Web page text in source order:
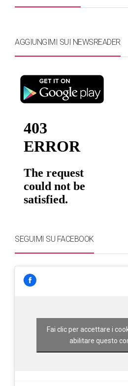
AGGIUNGIMI SUI NEWSREADER
SEGUIMI SU FACEBOOK
Fai clic per accettare i
abilitare questo